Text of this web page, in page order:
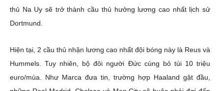
thủ Na Uy sẽ trở thành cầu thủ hưởng lương cao nhất lịch sử
Dortmund.
Hiện tại, 2 cầu thủ nhận lương cao nhất đội bóng này là Reus và
Hummels. Tuy nhiên, bộ đôi người Đức cùng bỏ túi 10 triệu
euro/mùa. Như Marca đưa tin, trường hợp Haaland gật đầu,